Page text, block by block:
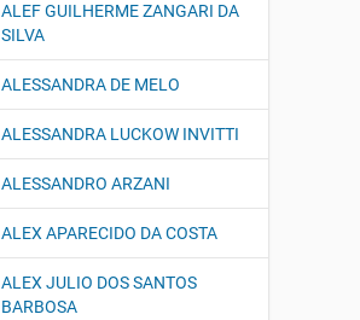
ALEF GUILHERME ZANGARI DA
SILVA
ALESSANDRA DE MELO
ALESSANDRA LUCKOW INVITTI
ALESSANDRO ARZANI
ALEX APARECIDO DA COSTA
ALEX JULIO DOS SANTOS
BARBOSA